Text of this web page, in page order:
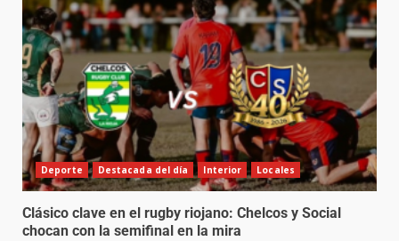
Deporte Destacada del día Interior Locales
Clásico clave en el rugby riojano: Chelcos y Social
chocan con la semifinal en la mira